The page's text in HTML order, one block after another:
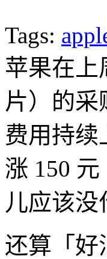
Tags:
苹果在上
片）的
费用持续
涨 150
儿应该没
还算「好